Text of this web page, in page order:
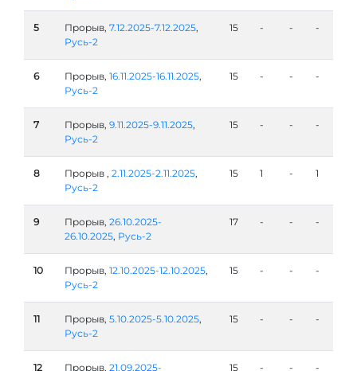
5 Прорыв, 7.12.2025-7.12.2025,
Русь-2
15 - - -
6 Прорыв, 16.11.2025-16.11.2025,
Русь-2
15 - - -
7 Прорыв, 9.11.2025-9.11.2025,
Русь-2
15 - - -
8 Прорыв , 2.11.2025-2.11.2025,
Русь-2
15 1 - 1
9 Прорыв, 26.10.2025-
26.10.2025, Русь-2
17 - - -
10 Прорыв, 12.10.2025-12.10.2025,
Русь-2
15 - - -
11 Прорыв, 5.10.2025-5.10.2025,
Русь-2
15 - - -
12 Прорыв, 21.09.2025-
15 - - -